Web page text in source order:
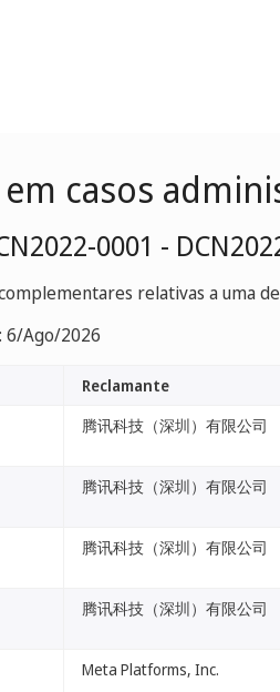
casos
0001 -
relativas a uma
6/Ago/2026
Reclamante
腾讯科技（深圳）有限公司
腾讯科技（深圳）有限公司
腾讯科技（深圳）有限公司
腾讯科技（深圳）有限公司
Meta Platforms, Inc.